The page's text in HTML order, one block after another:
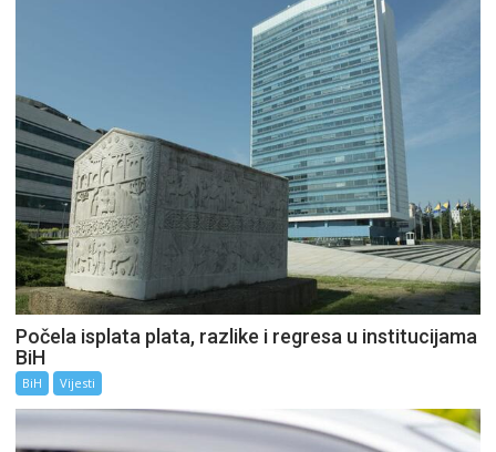
Počela isplata plata, razlike i regresa u institucijama
BiH
BiH Vijesti